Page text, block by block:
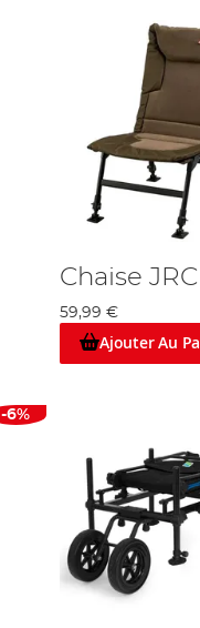
Chaise
59,99 €
Ajouter Au
-6%